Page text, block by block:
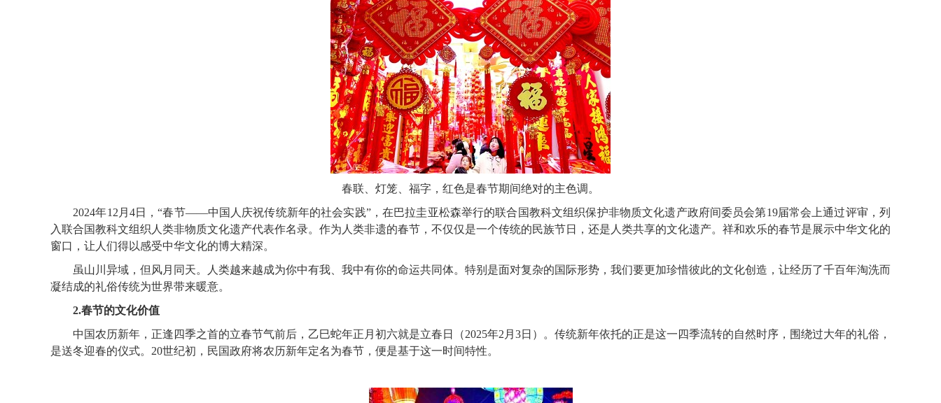
春联、灯笼、福字，红色是春节期间绝对的主色调。
2024年12月4日，“春节——中国人庆祝传统新年的社会实践”，在巴拉圭亚松森举行的联合国教科文组织保护非物质文化遗产政府间委员会第19届常会上通过评审，列
入联合国教科文组织人类非物质文化遗产代表作名录。作为人类非遗的春节，不仅仅是一个传统的民族节日，还是人类共享的文化遗产。祥和欢乐的春节是展示中华文化的
窗口，让人们得以感受中华文化的博大精深。
虽山川异域，但风月同天。人类越来越成为你中有我、我中有你的命运共同体。特别是面对复杂的国际形势，我们要更加珍惜彼此的文化创造，让经历了千百年淘洗而
凝结成的礼俗传统为世界带来暖意。
2.春节的文化价值
中国农历新年，正逢四季之首的立春节气前后，乙巳蛇年正月初六就是立春日（2025年2月3日）。传统新年依托的正是这一四季流转的自然时序，围绕过大年的礼俗，
是送冬迎春的仪式。20世纪初，民国政府将农历新年定名为春节，便是基于这一时间特性。